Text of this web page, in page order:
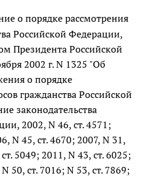
о порядке рассмотрения
Российской Федерации,
Президента Российской
2002 г. N 1325 "Об
о порядке
гражданства Российской
законодательства
2002, N 46, ст. 4571;
N 45, ст. 4670; 2007, N 31,
5049; 2011, N 43, ст. 6025;
50, ст. 7016; N 53, ст. 7869;